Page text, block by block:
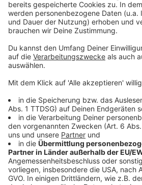
Weitere Infos und Links
Anzeige
So hatten wir unter der Woche
Rheinbahn vor dem Feiertag
Diese Woche gab es wieder
Rheinbahn
Anzeige